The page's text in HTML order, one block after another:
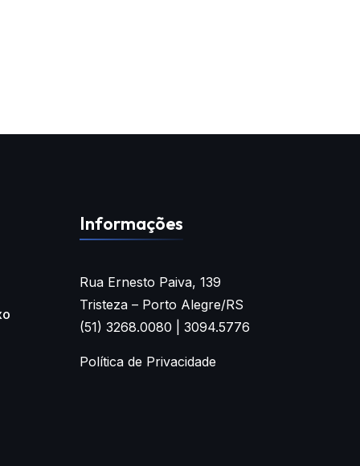
Informações
Rua Ernesto Paiva, 139
Tristeza – Porto Alegre/RS
(51) 3268.0080 | 3094.5776
Política de Privacidade